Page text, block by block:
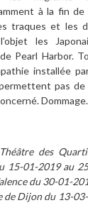
à la fin de
traques et les
les
Pearl Harbor.
installée
pas
Dommage.
des
15-01-2019 au
du 30-01-
de Dijon du 13-